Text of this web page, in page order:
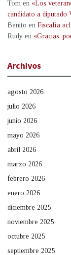
Tom en «Los
candidato a diputado
Benito en Fiscalía
Rudy en «Gracias,
Archivos
agosto 2026
julio 2026
junio 2026
mayo 2026
abril 2026
marzo 2026
febrero 2026
enero 2026
diciembre 2025
noviembre 2025
octubre 2025
septiembre 2025